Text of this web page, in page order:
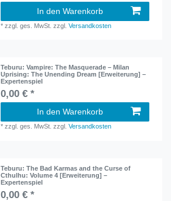
In den Warenkorb
*zzgl. ges. MwSt. zzgl.Versandkosten
Teburu: Vampire: The Masquerade – Milan
Uprising: The Unending Dream [Erweiterung] –
Expertenspiel
0,00 € *
In den Warenkorb
*zzgl. ges. MwSt. zzgl.Versandkosten
Teburu: The Bad Karmas and the Curse of
Cthulhu: Volume 4 [Erweiterung] –
Expertenspiel
0,00 € *